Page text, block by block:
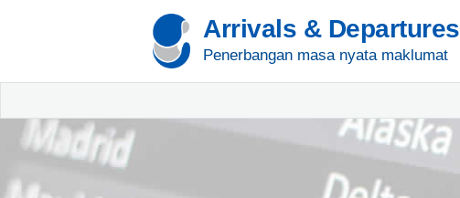
Arrivals & Departures
Penerbangan masa nyata maklumat